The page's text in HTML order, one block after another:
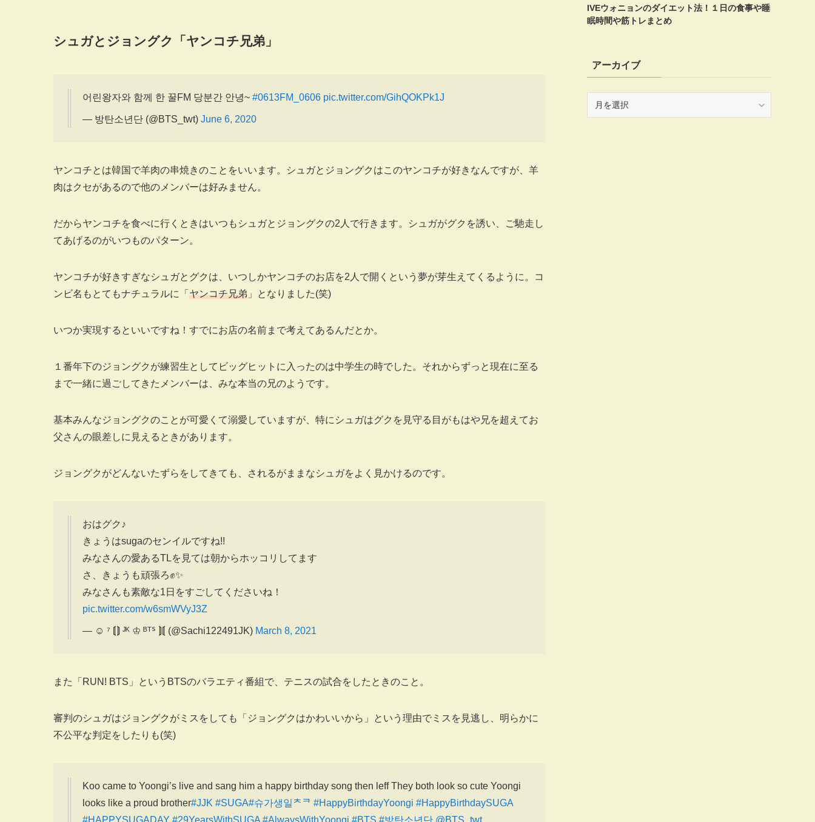
シュガとジョングク「ヤンコチ兄弟」
어린왕자와 함께 한 꿀FM 당분간 안녕~ #0613FM_0606 pic.twitter.com/GihQOKPk1J
— 방탄소년단 (@BTS_twt) June 6, 2020
ヤンコチとは韓国で羊肉の串焼きのことをいいます。シュガとジョングクはこのヤンコチが好きなんですが、羊
肉はクセがあるので他のメンバーは好みません。
だからヤンコチを食べに行くときはいつもシュガとジョングクの2人で行きます。シュガがグクを誘い、ご馳走し
てあげるのがいつものパターン。
ヤンコチが好きすぎなシュガとグクは、いつしかヤンコチのお店を2人で開くという夢が芽生えてくるように。コ
ンビ名もとてもナチュラルに「 ヤンコチ兄弟 」となりました(笑)
いつか実現するといいですね！すでにお店の名前まで考えてあるんだとか。
１番年下のジョングクが練習生としてビッグヒットに入ったのは中学生の時でした。それからずっと現在に至る
まで一緒に過ごしてきたメンバーは、みな本当の兄のようです。
基本みんなジョングクのことが可愛くて溺愛していますが、特にシュガはグクを見守る目がもはや兄を超えてお
父さんの眼差しに見えるときがあります。
ジョングクがどんないたずらをしてきても、されるがままなシュガをよく見かけるのです。
おはグク♪
きょうはsugaのセンイルですね!!
みなさんの愛あるTLを見ては朝からホッコリしてます
さ、きょうも頑張ろ✊✨
みなさんも素敵な1日をすごしてくださいね！
pic.twitter.com/w6smWVyJ3Z
— ☺︎ ⁷ ⟬⟭ ᴶᴷ ♔ ᴮᵀᔆ ⟭⟬ (@Sachi122491JK) March 8, 2021
また「RUN! BTS」というBTSのバラエティ番組で、テニスの試合をしたときのこと。
審判のシュガはジョングクがミスをしても「ジョングクはかわいいから」という理由でミスを見逃し、明らかに
不公平な判定をしたりも(笑)
Koo came to Yoongi’s live and sang him a happy birthday song then leff They both look so cute Yoongi
looks like a proud brother#JJK #SUGA#슈가생일ᄎᄏ #HappyBirthdayYoongi #HappyBirthdaySUGA
#HAPPYSUGADAY #29YearsWithSUGA #AlwaysWithYoongi #BTS #방탄소년단 @BTS_twt
IVEウォニョンのダイエット法！１日の食事や睡
眠時間や筋トレまとめ
アーカイブ